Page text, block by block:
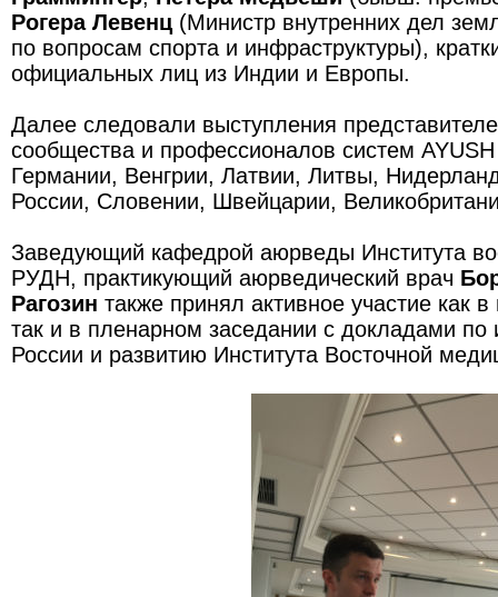
Рогера Левенц(Министр внутренних дел
по вопросам спорта и инфраструктуры),
официальных лиц из Индии и Европы.
Далее следовали выступления
сообщества и профессионалов систем
Германии, Венгрии, Латвии, Литвы,
России, Словении, Швейцарии,
Заведующий кафедрой аюрведы Института
РУДН, практикующий аюрведический врач
Рагозин также принял активное участие как
так и в пленарном заседании с докладами
России и развитию Института Восточной